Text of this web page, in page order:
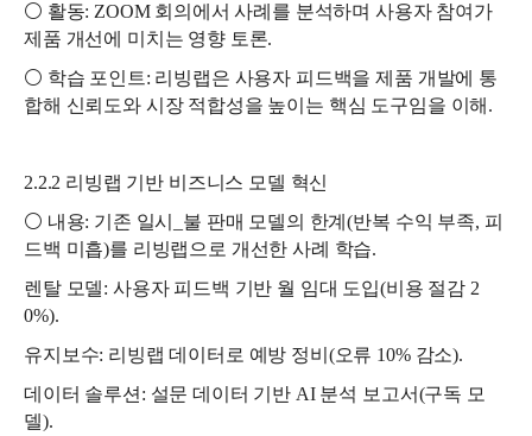
⚪ 활동: ZOOM 회의에서 사례를 분석하며 사용자 참여가
제품 개선에 미치는 영향 토론.
⚪ 학습 포인트: 리빙랩은 사용자 피드백을 제품 개발에 통
합해 신뢰도와 시장 적합성을 높이는 핵심 도구임을 이해.
2.2.2 리빙랩 기반 비즈니스 모델 혁신
⚪ 내용: 기존 일시_불 판매 모델의 한계(반복 수익 부족, 피
드백 미흡)를 리빙랩으로 개선한 사례 학습.
렌탈 모델: 사용자 피드백 기반 월 임대 도입(비용 절감 2
0%).
유지보수: 리빙랩 데이터로 예방 정비(오류 10% 감소).
데이터 솔루션: 설문 데이터 기반 AI 분석 보고서(구독 모
델).